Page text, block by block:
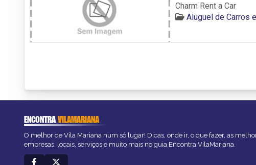
Charm Rent a Car
Aluguel de Carros
ENCONTRAVILAMARIANA
O melhor de Vila Mariana num só lugar! Dicas, onde ir, o que fazer, as
empresas, locais, serviços e muito mais no guia Encontra VilaMariana.